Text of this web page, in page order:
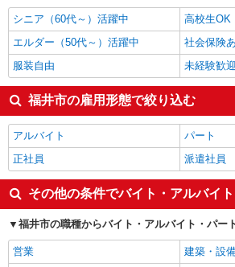
量販店・大型SC・百貨店1,364円
福井市の他の職種の平均時給を見る
シニア（60代～）活躍中
高校生OK
エルダー（50代～）活躍中
社会保険
服装自由
未経験歓迎
福井市の雇用形態で絞り込む
アルバイト
パート
正社員
派遣社員
その他の条件でバイト・アルバイ
福井市の職種からバイト・アルバイト・パー
営業
建築・設